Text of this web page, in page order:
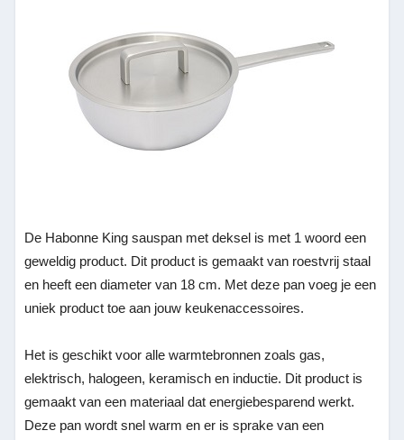
De Habonne King sauspan met deksel is met 1 woord een
geweldig product. Dit product is gemaakt van roestvrij staal
en heeft een diameter van 18 cm. Met deze pan voeg je een
uniek product toe aan jouw keukenaccessoires.
Het is geschikt voor alle warmtebronnen zoals gas,
elektrisch, halogeen, keramisch en inductie. Dit product is
gemaakt van een materiaal dat energiebesparend werkt.
Deze pan wordt snel warm en er is sprake van een